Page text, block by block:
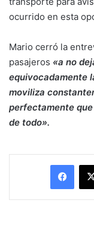
ocurrido en esta
Mario cerró la
pasajeros «a no
equivocadamente
moviliza
perfectamente
de todo».